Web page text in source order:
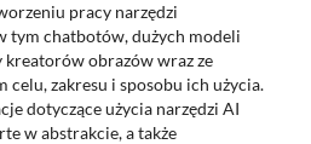
pracy narzędzi
tym chatbotów, dużych modeli
kreatorów obrazów wraz ze
celu, zakresu i sposobu ich użycia.
dotyczące użycia narzędzi AI
w abstrakcie, a także